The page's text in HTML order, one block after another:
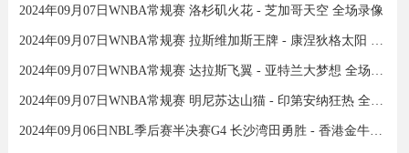
2024年09月07日WNBA常规赛 洛杉矶火花 - 芝加哥天空 全场录像
2024年09月07日WNBA常规赛 拉斯维加斯王牌 - 康涅狄格太阳 全场录像
2024年09月07日WNBA常规赛 达拉斯飞翼 - 亚特兰大梦想 全场录像
2024年09月07日WNBA常规赛 明尼苏达山猫 - 印第安纳狂热 全场录像
2024年09月06日NBL季后赛半决赛G4 长沙湾田勇胜 - 香港金牛 全场录像